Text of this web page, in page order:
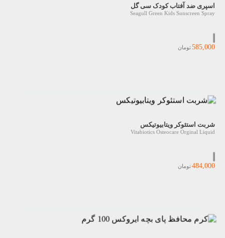
اسپری ضد آفتاب کودک سی گل
Seagull Green Kids Sunscreen Spray
585,000تومان
شربت استئوکر ویتابیوتیکس
Vitabiotics Osteocare Orginal Liquid
484,000تومان